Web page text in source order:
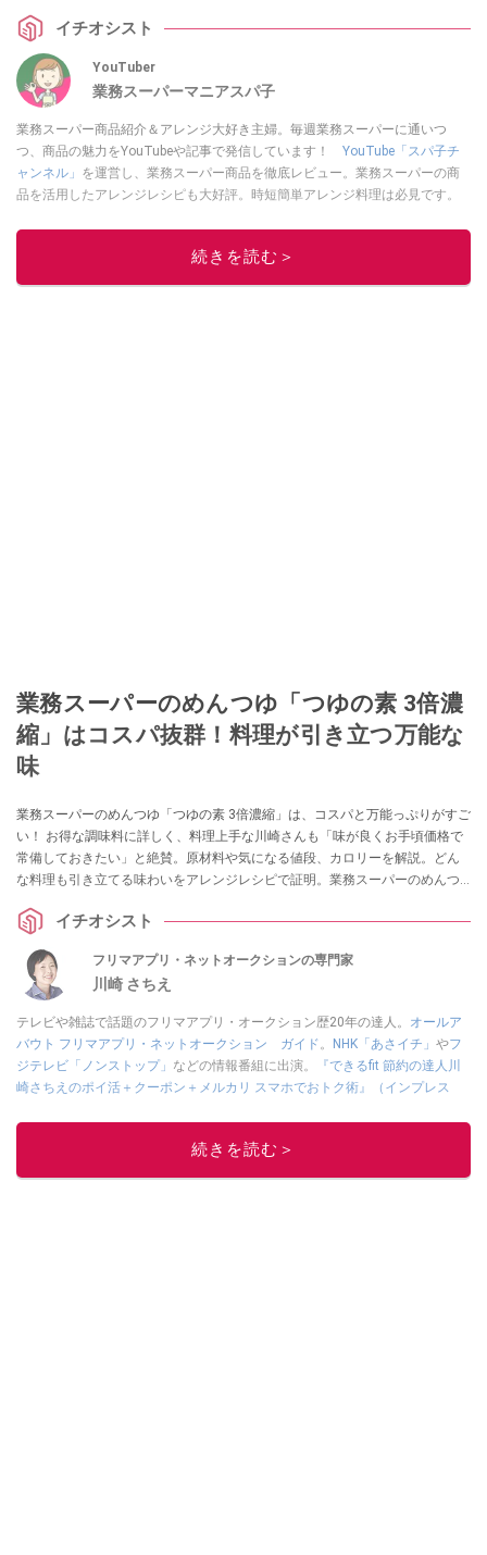
ースの魅力を詳しくお届けします！
イチオシスト
YouTuber
業務スーパーマニアスパ子
業務スーパー商品紹介＆アレンジ大好き主婦。毎週業務スーパーに通いつ
つ、商品の魅力をYouTubeや記事で発信しています！ YouTube「スパ子チ
ャンネル」 を運営し、業務スーパー商品を徹底レビュー。業務スーパーの商
品を活用したアレンジレシピも大好評。時短簡単アレンジ料理は必見です。
このイチオシストの他の記事を読む
続きを読む＞
業務スーパーのめんつゆ「つゆの素 3倍濃
縮」はコスパ抜群！料理が引き立つ万能な
味
業務スーパーのめんつゆ「つゆの素 3倍濃縮」は、コスパと万能っぷりがすご
い！ お得な調味料に詳しく、料理上手な川崎さんも「味が良くお手頃価格で
常備しておきたい」と絶賛。原材料や気になる値段、カロリーを解説。どん
な料理も引き立てる味わいをアレンジレシピで証明。業務スーパーのめんつ
イチオシスト
フリマアプリ・ネットオークションの専門家
川崎 さちえ
テレビや雑誌で話題のフリマアプリ・オークション歴20年の達人。 オールア
バウト フリマアプリ・ネットオークション ガイド。 NHK「あさイチ」 やフ
ジテレビ「ノンストップ」 などの情報番組に出演。
『できるfit 節約の達人川
崎さちえのポイ活＋クーポン＋メルカリ スマホでおトク術』（インプレス
的に稼ぐ！』（翔泳社刊）
■経歴：2003年、夫が子育てをするために、突然会社を辞める。翌月からの
続きを読む＞